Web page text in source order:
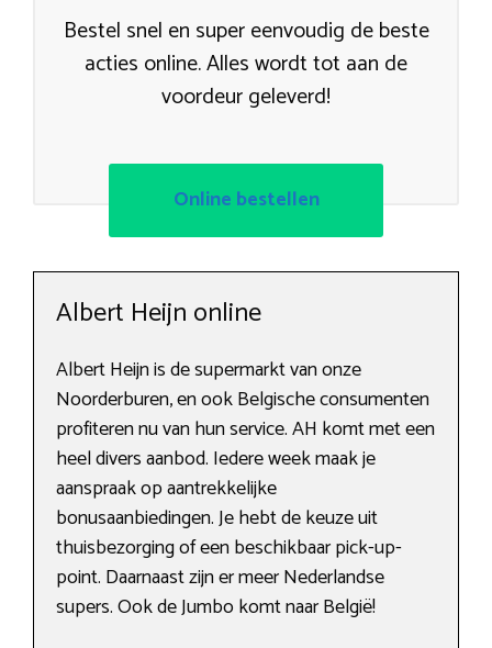
Bestel snel en super eenvoudig de beste
acties online. Alles wordt tot aan de
voordeur geleverd!
Online bestellen
Albert Heijn online
Albert Heijn is de supermarkt van onze
Noorderburen, en ook Belgische consumenten
profiteren nu van hun service. AH komt met een
heel divers aanbod. Iedere week maak je
aanspraak op aantrekkelijke
bonusaanbiedingen. Je hebt de keuze uit
thuisbezorging of een beschikbaar pick-up-
point. Daarnaast zijn er meer Nederlandse
supers. Ook de Jumbo komt naar België!